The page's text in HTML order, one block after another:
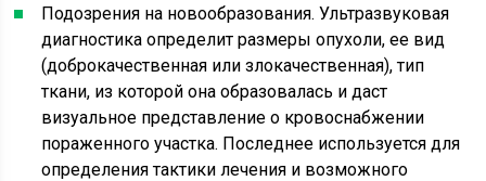
Подозрения на новообразования. Ультразвуковая
диагностика определит размеры опухоли, ее вид
(доброкачественная или злокачественная), тип
ткани, из которой она образовалась и даст
визуальное представление о кровоснабжении
пораженного участка. Последнее используется для
определения тактики лечения и возможного